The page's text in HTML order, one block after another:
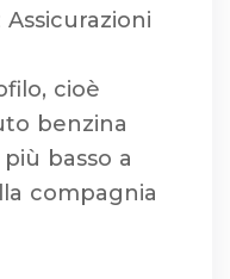
cioè
benzina
basso a
compagnia